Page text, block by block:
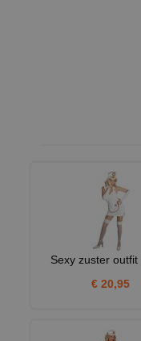
Sexy zuster outfit
€ 20,95